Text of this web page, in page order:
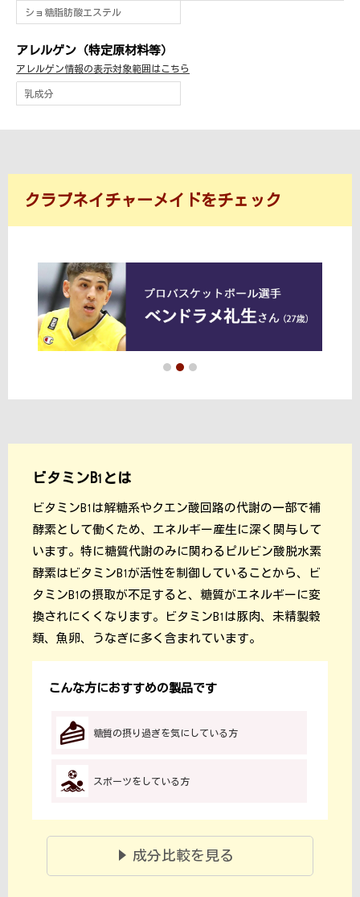
ショ糖脂肪酸エステル
アレルゲン（特定原材料等）
アレルゲン情報の表示対象範囲はこちら
乳成分
クラブネイチャーメイドをチェック
ビタミンB1 とは
ビタミンB1 は解糖系やクエン酸回路の代謝の一部で補
酵素として働くため、エネルギー産生に深く関与して
います。特に糖質代謝のみに関わるピルビン酸脱水素
酵素はビタミンB1 が活性を制御していることから、ビ
タミンB1 の摂取が不足すると、糖質がエネルギーに変
換されにくくなります。ビタミンB1 は豚肉、未精製穀
類、魚卵、うなぎに多く含まれています。
こんな方におすすめの製品です
糖質の摂り過ぎを気にしている方
スポーツをしている方
成分比較を見る